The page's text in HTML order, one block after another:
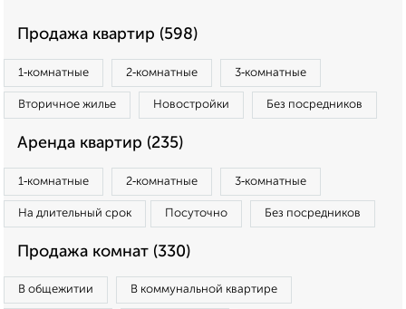
Продажа квартир (598)
1‑комнатные 2‑комнатные 3‑комнатные
Вторичное жилье Новостройки Без посредников
Аренда квартир (235)
1‑комнатные 2‑комнатные 3‑комнатные
На длительный срок Посуточно Без посредников
Продажа комнат (330)
В общежитии В коммунальной квартире